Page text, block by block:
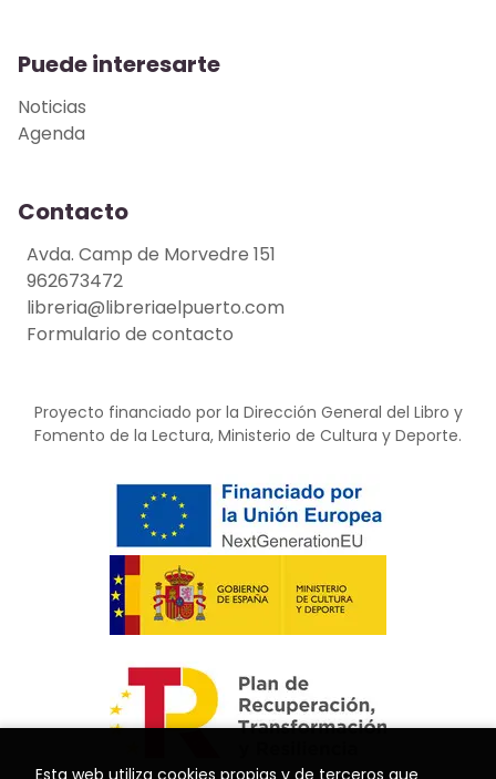
Puede interesarte
Noticias
Agenda
Contacto
Avda. Camp de Morvedre 151
962673472
libreria@libreriaelpuerto.com
Formulario de contacto
Proyecto financiado por la Dirección General del Libro y
Fomento de la Lectura, Ministerio de Cultura y Deporte.
Esta web utiliza cookies propias y de terceros que